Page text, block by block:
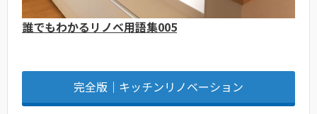
誰でもわかるリノベ用語集005
完全版｜キッチンリノベーション